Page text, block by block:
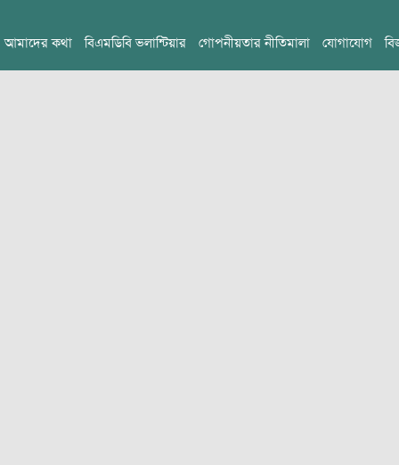
আমাদের কথা বিএমডিবি ভলান্টিয়ার গোপনীয়তার নীতিমালা যোগাযোগ